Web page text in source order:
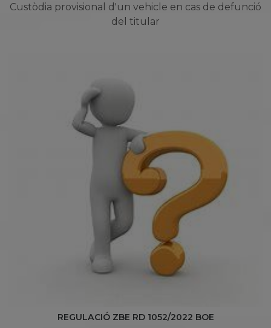
Custòdia provisional d'un vehicle en cas de defunció
del titular
REGULACIÓ ZBE RD 1052/2022 BOE